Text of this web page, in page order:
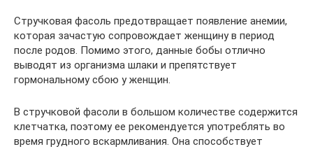
Стручковая фасоль предотвращает появление анемии,
которая зачастую сопровождает женщину в период
после родов. Помимо этого, данные бобы отлично
выводят из организма шлаки и препятствует
гормональному сбою у женщин.
В стручковой фасоли в большом количестве содержится
клетчатка, поэтому ее рекомендуется употреблять во
время грудного вскармливания. Она способствует